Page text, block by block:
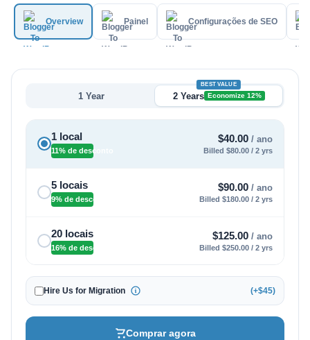
Overview Painel Configurações de SEO
1 Year
BEST VALUE
2 Years Economize 12%
1 local
11% de desconto
$40.00 / ano
Billed $80.00 / 2 yrs
5 locais
9% de desconto
$90.00 / ano
Billed $180.00 / 2 yrs
20 locais
16% de desconto
$125.00 / ano
Billed $250.00 / 2 yrs
Hire Us for Migration (+$45)
Comprar agora